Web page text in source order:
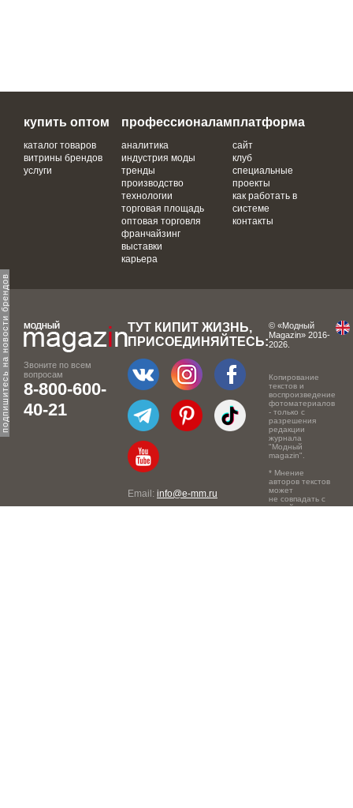
подпишитесь на новости брендов
купить оптом
каталог товаров
витрины брендов
услуги
профессионалам
аналитика
индустрия моды
тренды
производство
технологии
торговая площадь
оптовая торговля
франчайзинг
выставки
карьера
платформа
сайт
клуб
специальные
проекты
как работать в
системе
контакты
Звоните по всем
вопросам
8-800-600-
40-21
ТУТ КИПИТ ЖИЗНЬ,
ПРИСОЕДИНЯЙТЕСЬ:
Email: info@e-mm.ru
© «Модный
Magazin» 2016-
2026.
Копирование
текстов и
воспроизведение
фотоматериалов
- только с
разрешения
редакции
журнала
"Модный
magazin".
* Мнение
авторов текстов
может
не совпадать с
точкой зрения